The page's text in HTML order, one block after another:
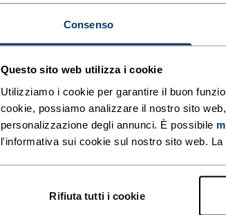
Consenso
Questo sito web utilizza i cookie
Utilizziamo i cookie per garantire il buon
cookie, possiamo analizzare il nostro sito
personalizzazione degli annunci. È possibile
l'informativa sui cookie sul nostro sito web.
Rifiuta tutti i cookie
MODERATO